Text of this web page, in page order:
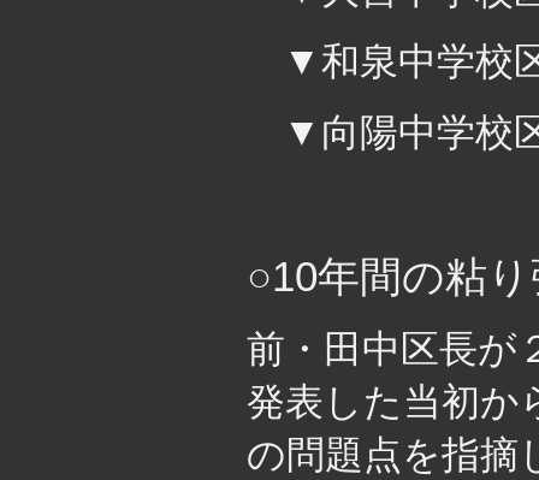
▼和泉中学校
▼向陽中学校
○10年間の粘
前・田中区長が
発表した当初か
の問題点を指摘